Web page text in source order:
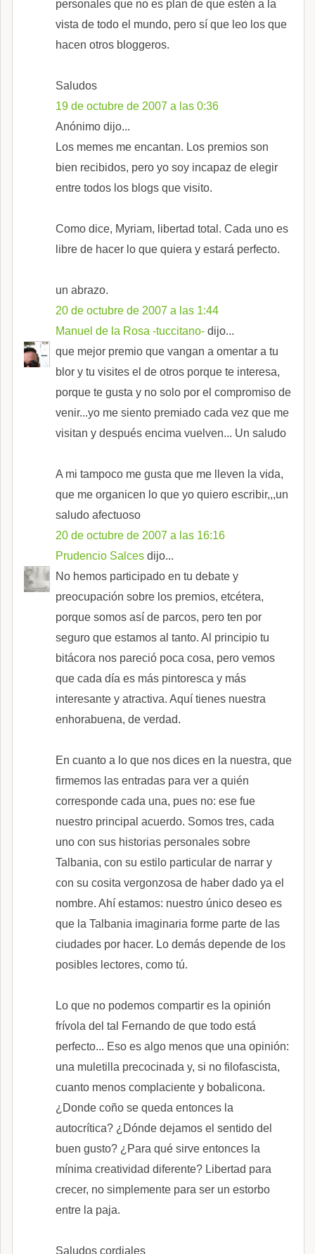
personales que no es plan de que estén a la
vista de todo el mundo, pero sí que leo los que
hacen otros bloggeros.
Saludos
19 de octubre de 2007 a las 0:36
Anónimo dijo...
Los memes me encantan. Los premios son
bien recibidos, pero yo soy incapaz de elegir
entre todos los blogs que visito.
Como dice, Myriam, libertad total. Cada uno es
libre de hacer lo que quiera y estará perfecto.
un abrazo.
20 de octubre de 2007 a las 1:44
Manuel de la Rosa -tuccitano- dijo...
que mejor premio que vangan a omentar a tu
blor y tu visites el de otros porque te interesa,
porque te gusta y no solo por el compromiso de
venir...yo me siento premiado cada vez que me
visitan y después encima vuelven... Un saludo
A mi tampoco me gusta que me lleven la vida,
que me organicen lo que yo quiero escribir,,,un
saludo afectuoso
20 de octubre de 2007 a las 16:16
Prudencio Salces dijo...
No hemos participado en tu debate y
preocupación sobre los premios, etcétera,
porque somos así de parcos, pero ten por
seguro que estamos al tanto. Al principio tu
bitácora nos pareció poca cosa, pero vemos
que cada día es más pintoresca y más
interesante y atractiva. Aquí tienes nuestra
enhorabuena, de verdad.
En cuanto a lo que nos dices en la nuestra, que
firmemos las entradas para ver a quién
corresponde cada una, pues no: ese fue
nuestro principal acuerdo. Somos tres, cada
uno con sus historias personales sobre
Talbania, con su estilo particular de narrar y
con su cosita vergonzosa de haber dado ya el
nombre. Ahí estamos: nuestro único deseo es
que la Talbania imaginaria forme parte de las
ciudades por hacer. Lo demás depende de los
posibles lectores, como tú.
Lo que no podemos compartir es la opinión
frívola del tal Fernando de que todo está
perfecto... Eso es algo menos que una opinión:
una muletilla precocinada y, si no filofascista,
cuanto menos complaciente y bobalicona.
¿Donde coño se queda entonces la
autocrítica? ¿Dónde dejamos el sentido del
buen gusto? ¿Para qué sirve entonces la
mínima creatividad diferente? Libertad para
crecer, no simplemente para ser un estorbo
entre la paja.
Saludos cordiales